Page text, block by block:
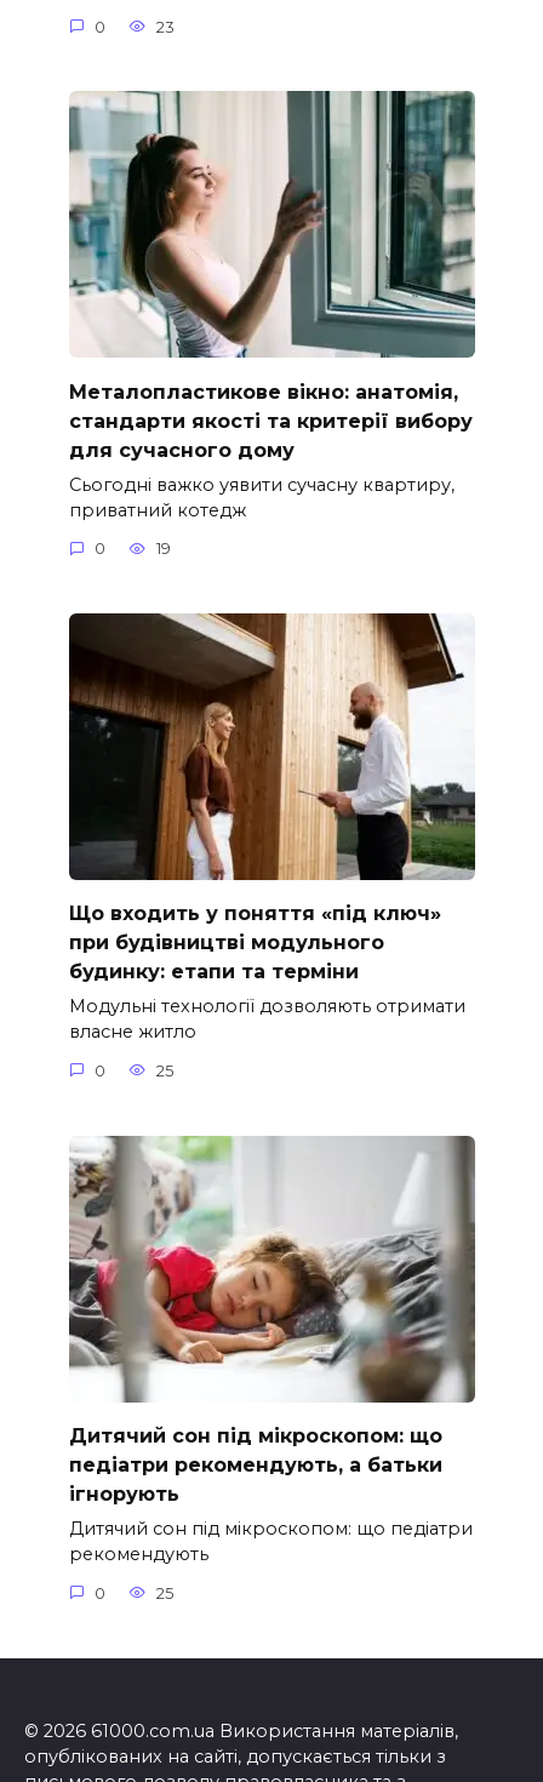
0 23
Металопластикове вікно: анатомія,
стандарти якості та критерії вибору
для сучасного дому
Сьогодні важко уявити сучасну квартиру,
приватний котедж
0 19
Що входить у поняття «під ключ»
при будівництві модульного
будинку: етапи та терміни
Модульні технології дозволяють отримати
власне житло
0 25
Дитячий сон під мікроскопом: що
педіатри рекомендують, а батьки
ігнорують
Дитячий сон під мікроскопом: що педіатри
рекомендують
0 25
© 2026 61000.com.ua Використання матеріалів,
опублікованих на сайті, допускається тільки з